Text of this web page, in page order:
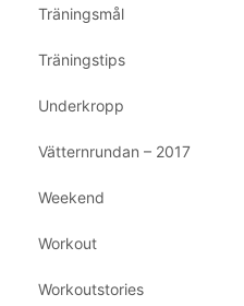
Träningsmål
Träningstips
Underkropp
Vätternrundan – 2017
Weekend
Workout
Workoutstories